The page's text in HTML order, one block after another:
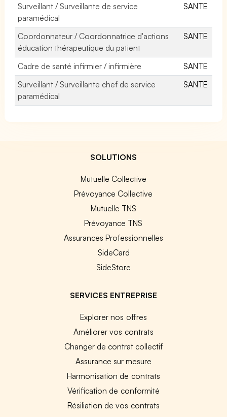
Surveillant / Surveillante de service
paramédical
SANTE
Coordonnateur / Coordonnatrice d'actions
éducation thérapeutique du patient
SANTE
Cadre de santé infirmier / infirmière
SANTE
Surveillant / Surveillante chef de service
paramédical
SANTE
SOLUTIONS
Mutuelle Collective
Prévoyance Collective
Mutuelle TNS
Prévoyance TNS
Assurances Professionnelles
SideCard
SideStore
SERVICES ENTREPRISE
Explorer nos offres
Améliorer vos contrats
Changer de contrat collectif
Assurance sur mesure
Harmonisation de contrats
Vérification de conformité
Résiliation de vos contrats